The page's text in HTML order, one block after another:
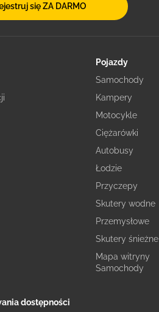
się ZA DARMO
Pojazdy
Samochody
Kampery
Motocykle
Ciężarówki
Autobusy
Łodzie
Przyczepy
Skutery wodne
Przemysłowe
Skutery śnieżne
Mapa witryny
Samochody
dostępności